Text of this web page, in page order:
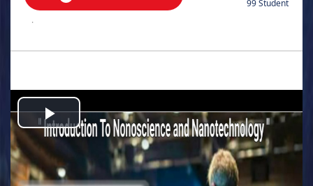
99 Student
.
Play
Video